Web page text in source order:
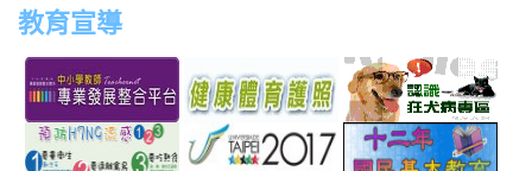
教育宣導
to
http://teachernet.moe.edu.tw/MAIN/index.aspx
link
to
https://airtw.epa.gov.tw/
link
to
http://
link
link
to
link